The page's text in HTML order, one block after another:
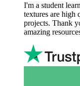
I'm a student
textures are high
projects. Thank
amazing